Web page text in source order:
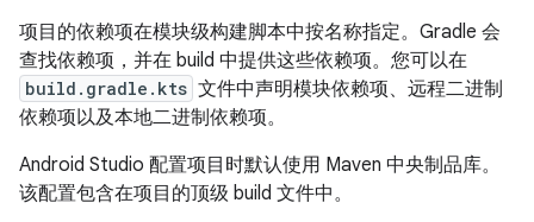
项目的依赖项在模块级构建脚本中按名称指定。Gradle 会
查找依赖项，并在 build 中提供这些依赖项。您可以在
build.gradle.kts 文件中声明模块依赖项、远程二进制
依赖项以及本地二进制依赖项。
Android Studio 配置项目时默认使用 Maven 中央制品库。
该配置包含在项目的顶级 build 文件中。